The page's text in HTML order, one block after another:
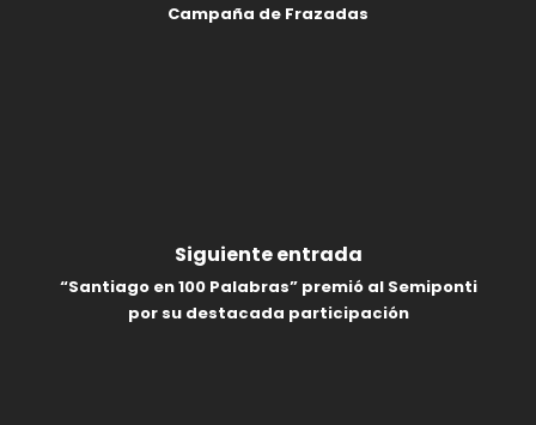
Campaña de Frazadas
Siguiente entrada
“Santiago en 100 Palabras” premió al Semiponti
por su destacada participación